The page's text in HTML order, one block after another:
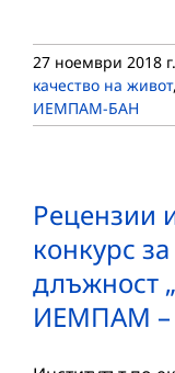
27 ноември 2018 г.
качество на живот,
ИЕМПАМ-БАН
Рецензии
конкурс
длъжност
ИЕМПАМ –